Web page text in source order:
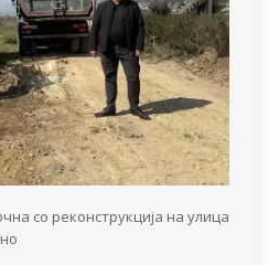
со реконструкција на улица